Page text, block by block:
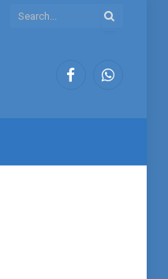
FacebookWhatsApp